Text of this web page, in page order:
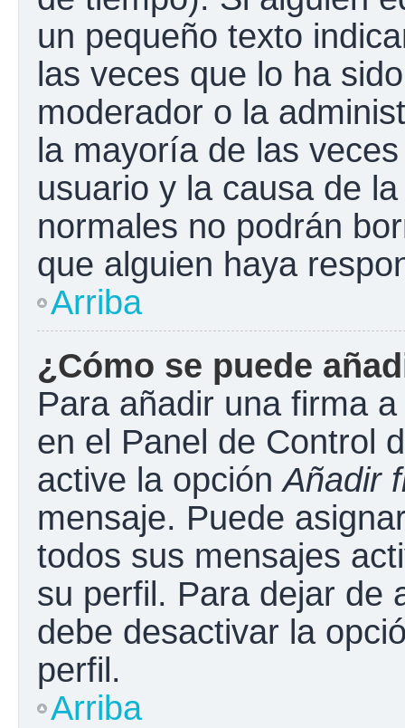
un pequeño texto
las veces que lo ha
moderador o la
la mayoría de las
usuario y la causa de
normales no podrán
que alguien haya
Arriba
¿Cómo se puede
Para añadir una firma
en el Panel de Control
active la opciónAñadir
mensaje. Puede
todos sus mensajes
su perfil. Para dejar de
debe desactivar la
perfil.
Arriba